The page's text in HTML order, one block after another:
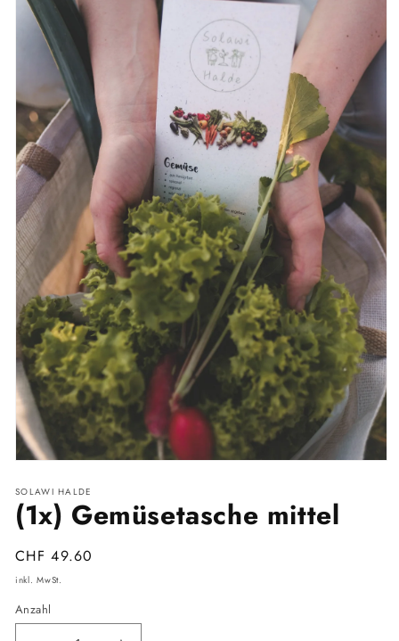
in
Modal
öffnen
SOLAWI HALDE
(1x) Gemüsetasche mittel
Normaler
Preis
CHF 49.60
inkl. MwSt.
Anzahl